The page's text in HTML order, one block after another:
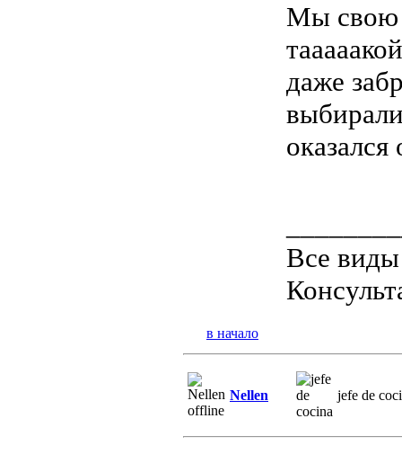
Мы свою
даже
Все
в начало
Nellen jefe de